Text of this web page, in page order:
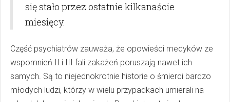
się stało przez ostatnie kilkanaście
miesięcy.
Część psychiatrów zauważa, że opowieści medyków ze
wspomnień II i III fali zakażeń poruszają nawet ich
samych. Są to niejednokrotnie historie o śmierci bardzo
młodych ludzi, którzy w wielu przypadkach umierali na